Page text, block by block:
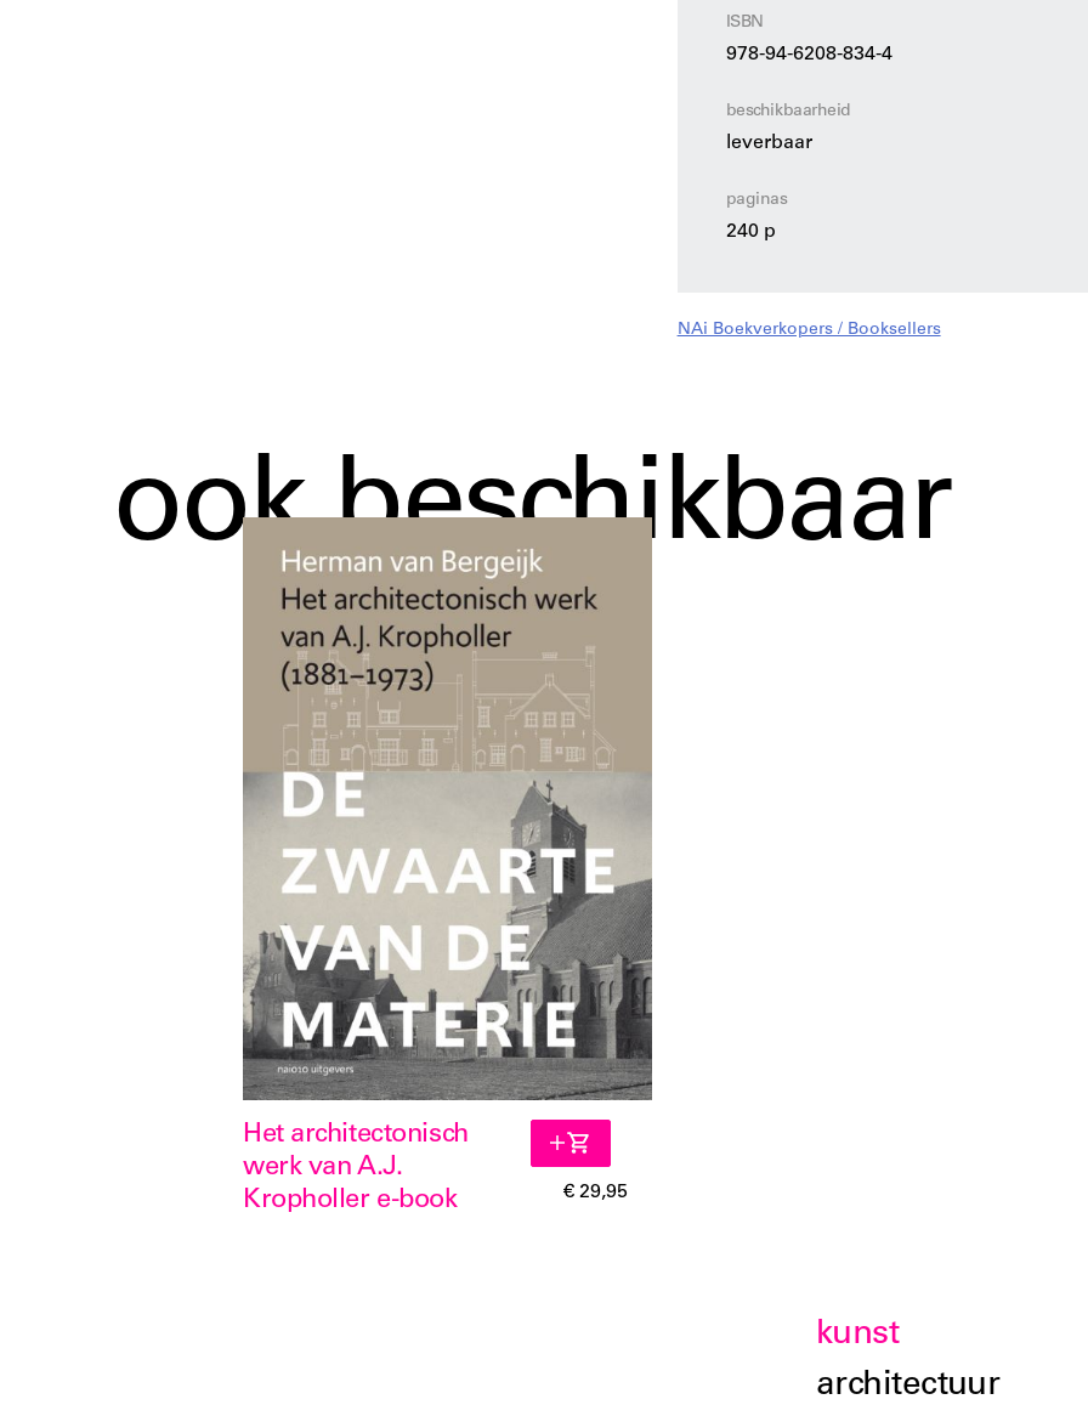
ISBN
978-94-6208-834-4
beschikbaarheid
leverbaar
paginas
240 p
NAi Boekverkopers / Booksellers
ook beschikbaar
Het architectonisch
werk van A.J.
Kropholler e-book
€ 29,95
kunst
architectuur